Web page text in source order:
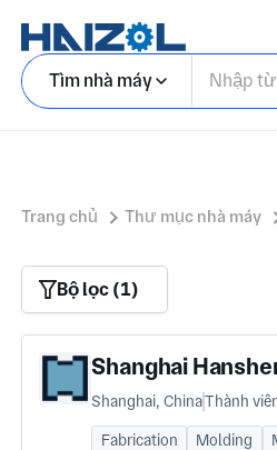
Tìm nhà máy
Trang chủ Thư mục nhà máy
Bộ lọc (1)
Shanghai
Shanghai, ChinaThành
Fabrication Molding